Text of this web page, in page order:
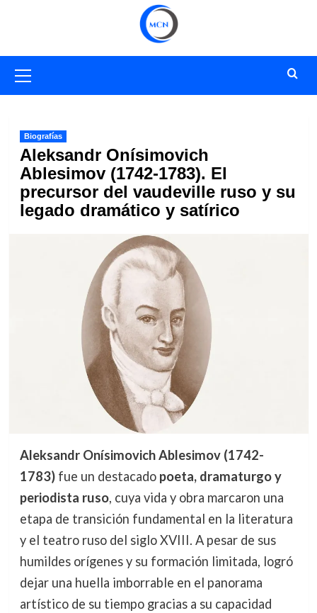
primario
Biografías
Aleksandr Onísimovich
Ablesimov (1742-1783). El
precursor del vaudeville ruso y su
legado dramático y satírico
Aleksandr Onísimovich Ablesimov (1742-
1783)fue un destacado poeta, dramaturgo y
periodista ruso, cuya vida y obra marcaron una
etapa de transición fundamental en la literatura
y el teatro ruso del siglo XVIII. A pesar de sus
humildes orígenes y su formación limitada, logró
dejar una huella imborrable en el panorama
artístico de su tiempo gracias a su capacidad